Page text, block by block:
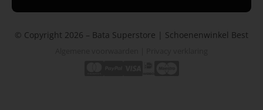
© Copyright 2026 – Bata Superstore | Schoenenwinkel Best